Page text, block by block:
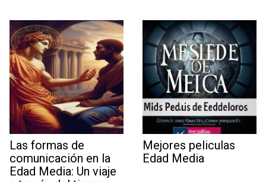
Las formas de
comunicación en la
Edad Media: Un viaje
Mejores peliculas
Edad Media